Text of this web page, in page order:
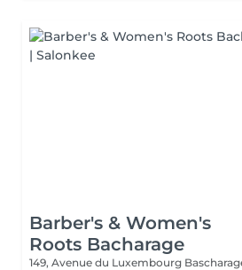
Barber's & Women's
Roots Bacharage
149, Avenue du Luxembourg